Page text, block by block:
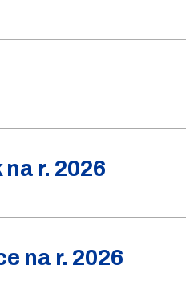
r. 2026
na r. 2026